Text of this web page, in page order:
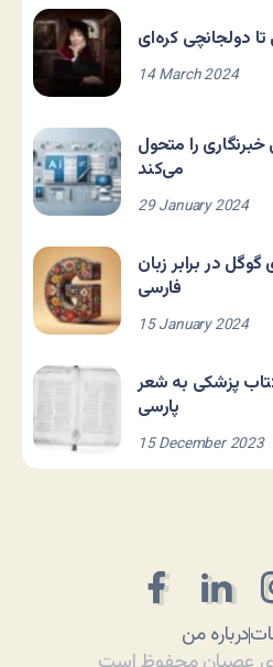
دولجانچی کره‌ای
14 March 2024
را متحول
می‌کند
29 January 2024
در برابر زبان
فارسی
15 January 2024
پزشکی به شعر
پارسی
15 December 2023
درباره من